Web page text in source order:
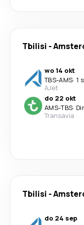
Tbilisi -
wo 14 okt
TBS-AMS· 1
AJet
do 22 okt
AMS-TBS·
Transavia
Tbilisi -
do 24 sep